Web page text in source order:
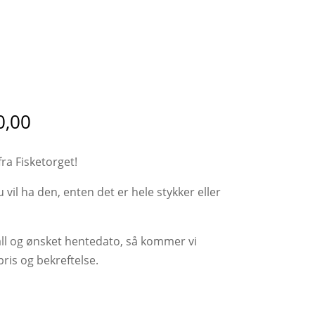
Prisområde:
til
Fisketorget!
vil ha den, enten det er hele stykker eller
og ønsket hentedato, så kommer vi
og bekreftelse.